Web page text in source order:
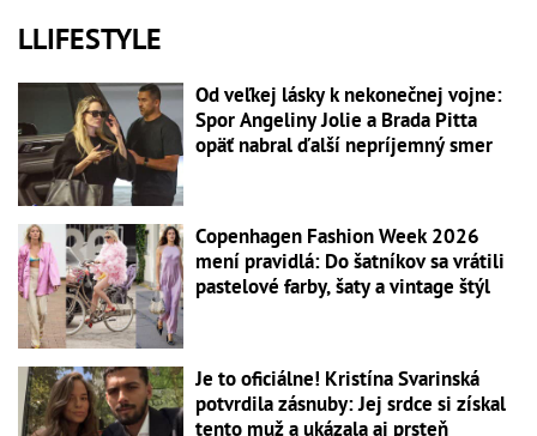
LLIFESTYLE
Od veľkej lásky k nekonečnej vojne:
Spor Angeliny Jolie a Brada Pitta
opäť nabral ďalší nepríjemný smer
Copenhagen Fashion Week 2026
mení pravidlá: Do šatníkov sa vrátili
pastelové farby, šaty a vintage štýl
Je to oficiálne! Kristína Svarinská
potvrdila zásnuby: Jej srdce si získal
tento muž a ukázala aj prsteň